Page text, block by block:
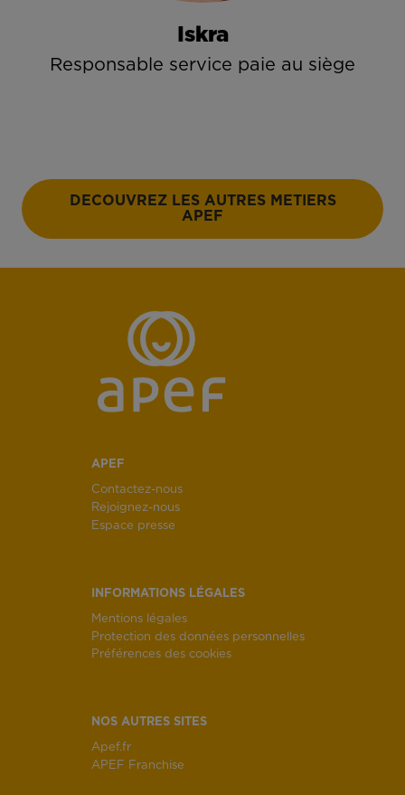
Iskra
Responsable service paie au siège
DECOUVREZ LES AUTRES METIERS
APEF
APEF
Contactez-nous
Rejoignez-nous
Espace presse
INFORMATIONS LÉGALES
Mentions légales
Protection des données personnelles
Préférences des cookies
NOS AUTRES SITES
Apef.fr
APEF Franchise